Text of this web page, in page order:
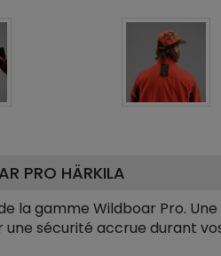
PRO HÄRKILA
la gamme Wildboar Pro.
sécurité accrue durant